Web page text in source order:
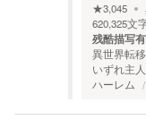
★3,045
620,325文
残酷描写
異世界転移
いずれ主
ハーレム